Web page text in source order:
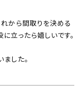
れから間取りを決める
立ったら嬉しいです。
した。